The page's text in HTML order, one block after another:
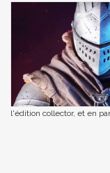
l'édition collector, et en